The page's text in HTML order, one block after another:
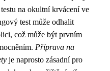
na okultní krvácení ve
test může odhalit
což může být prvním
Příprava na
je naprosto zásadní pro